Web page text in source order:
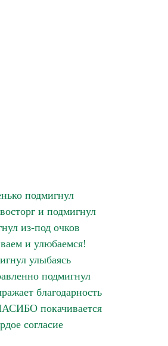
подмигнул
и подмигнул
из-под очков
и улюбаемся!
улыбаясь
подмигнул
благодарность
покачивается
согласие